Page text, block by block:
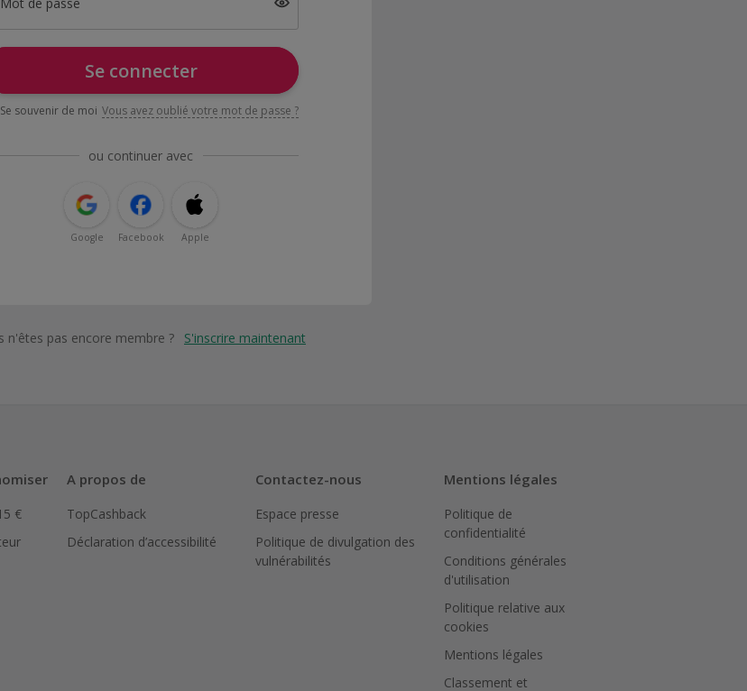
Se connecter
Se souvenir de moi Vous avez oublié votre mot de passe ?
ou continuer avec
Google Facebook Apple
n'êtes pas encore membre ? S'inscrire maintenant
€
A propos de
TopCashback
Déclaration d’accessibilité
Contactez-nous
Espace presse
Politique de divulgation des
vulnérabilités
Mentions légales
Politique de
confidentialité
Conditions générales
d'utilisation
Politique relative aux
cookies
Mentions légales
Classement et